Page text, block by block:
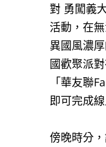
對 勇闖義
活動，在
異國風濃
國歡聚派
「華友聯
即可完成
傍晚時分